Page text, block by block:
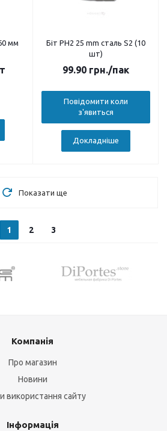
мм
Біт PH2 25 mm сталь S2 (10
шт)
99.90 грн./пак
Повідомити коли
з'явиться
Докладніше
Показати ще
1 2 3
Компанія
Про магазин
Новини
використання сайту
Інформація